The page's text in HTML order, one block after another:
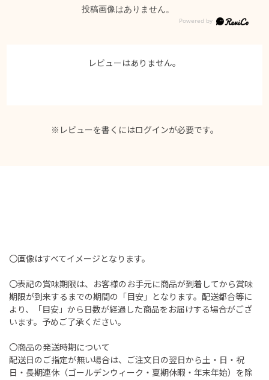
投稿画像はありません。
レビューはありません。
※レビューを書くにはログインが必要です。
〇画像はすべてイメージとなります。
〇表記の賞味期限は、お客様のお手元に商品が到着してから賞味
期限が到来するまでの期間の「目安」となります。配送都合等に
より、「目安」から日数が経過した商品をお届けする場合がござ
います。予めご了承ください。
〇商品の発送時期について
配送日のご指定が無い場合は、ご注文日の翌日から土・日・祝
日・長期連休（ゴールデンウィーク・夏期休暇・年末年始）を除